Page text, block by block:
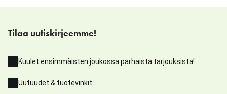
Tilaa uutiskirjeemme!
Kuulet ensimmäisten joukossa parhaista tarjouksista!
Uutuudet & tuotevinkit